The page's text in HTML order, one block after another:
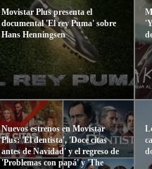
Movistar Plus presenta el
documental 'El rey Puma' sobre
Hans Henningsen
Nuevos estrenos en Movistar
Plus: 'El dentista', 'Doce citas
antes de Navidad' y el regreso de
'Problemas con papá' y 'The